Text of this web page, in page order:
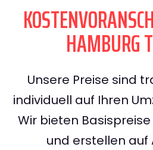
HAMBURG
Unsere Preise sind
individuell auf Ihren
Wir bieten
und erstellen auf